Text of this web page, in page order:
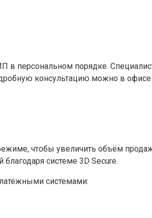
в персональном порядке.
консультацию можно в
чтобы увеличить объём
системе 3D Secure.
системами: